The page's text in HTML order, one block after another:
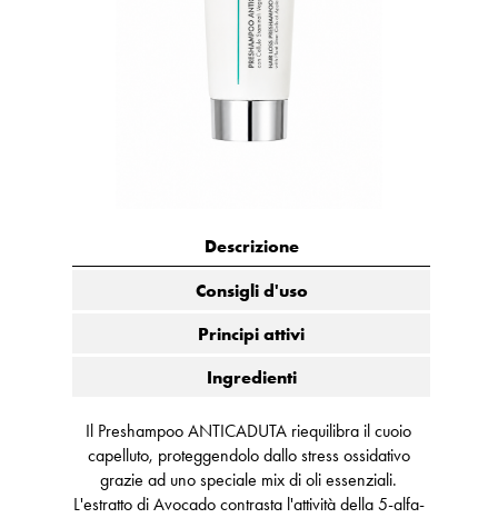
Descrizione
Consigli d'uso
Principi attivi
Ingredienti
Il Preshampoo ANTICADUTA riequilibra il cuoio
capelluto, proteggendolo dallo stress ossidativo
grazie ad uno speciale mix di oli essenziali.
L'estratto di Avocado contrasta l'attività della 5-alfa-